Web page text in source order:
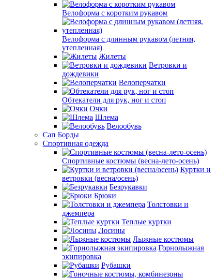
Велоформа с коротким рукавом
Велоформа с длинным рукавом (летняя,
утепленная)
Жилеты
Ветровки и
дождевики
Велоперчатки
Обтекатели для рук, ног и стоп
Очки
Шлема
Велообувь
Сап Борды
Спортивная одежда
Спортивные костюмы (весна-лето-осень)
Куртки и
ветровки (весна/осень)
Безрукавки
Брюки
Толстовки и
джемпера
Теплые куртки
Лосины
Лыжные костюмы
Горнолыжная
экипировка
Рубашки